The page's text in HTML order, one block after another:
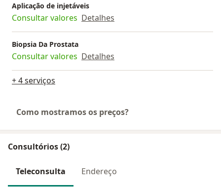
Aplicação de injetáveis
Consultar valores Detalhes
Biopsia Da Prostata
Consultar valores Detalhes
+ 4 serviços
Como mostramos os preços?
Consultórios (2)
Teleconsulta Endereço